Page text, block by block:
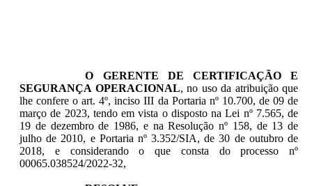
O GERENTE DE CERTIFICAÇÃO E
SEGURANÇA OPERACIONAL, no uso da atribuição que
lhe confere o art. 4º, inciso III da Portaria nº 10.700, de 09 de
março de 2023, tendo em vista o disposto na Lei nº 7.565, de
19 de dezembro de 1986, e na Resolução nº 158, de 13 de
julho de 2010, e Portaria nº 3.352/SIA, de 30 de outubro de
2018, e considerando o que consta do processo nº
00065.038524/2022-32,